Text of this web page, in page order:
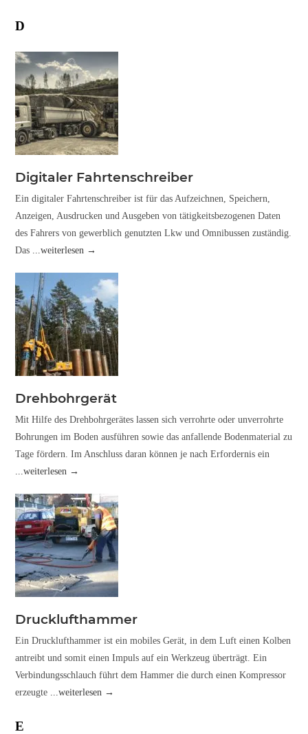
D
Digitaler Fahrtenschreiber
Ein digitaler Fahrtenschreiber ist für das Aufzeichnen, Speichern,
Anzeigen, Ausdrucken und Ausgeben von tätigkeitsbezogenen Daten
des Fahrers von gewerblich genutzten Lkw und Omnibussen zuständig.
Das ...weiterlesen →
Drehbohrgerät
Mit Hilfe des Drehbohrgerätes lassen sich verrohrte oder unverrohrte
Bohrungen im Boden ausführen sowie das anfallende Bodenmaterial zu
Tage fördern. Im Anschluss daran können je nach Erfordernis ein
...weiterlesen →
Drucklufthammer
Ein Drucklufthammer ist ein mobiles Gerät, in dem Luft einen Kolben
antreibt und somit einen Impuls auf ein Werkzeug überträgt. Ein
Verbindungsschlauch führt dem Hammer die durch einen Kompressor
erzeugte ...weiterlesen →
E